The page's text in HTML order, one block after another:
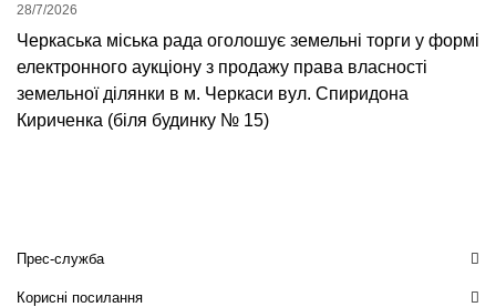
Черкаська міська рада оголошує земельні торги у формі
електронного аукціону з продажу права власності
земельної ділянки в м. Черкаси вул. Спиридона
Кириченка (біля будинку № 15)
28/7/2026
Прес-служба
Корисні посилання